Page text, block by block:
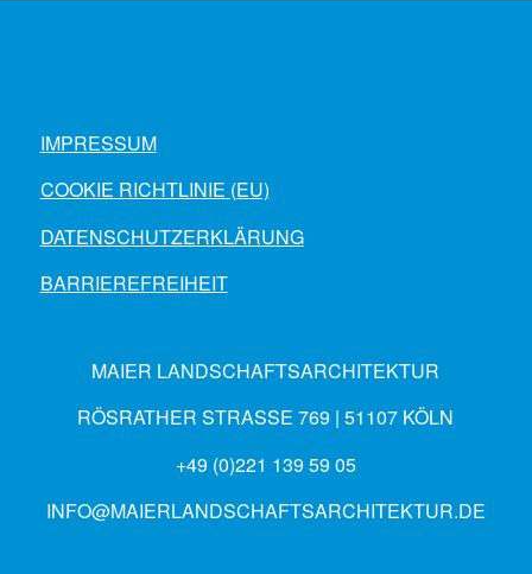
IMPRESSUM
COOKIE RICHTLINIE (EU)
DATENSCHUTZERKLÄRUNG
BARRIEREFREIHEIT
MAIER LANDSCHAFTSARCHITEKTUR
RÖSRATHER STRASSE 769 | 51107 KÖLN
+49 (0)221 139 59 05
INFO@MAIERLANDSCHAFTSARCHITEKTUR.DE